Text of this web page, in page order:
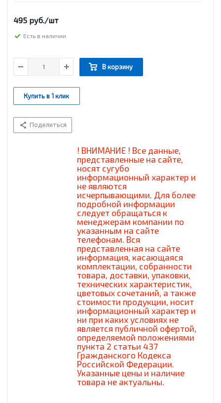
495 руб./шт
Есть в наличии
В корзину
Купить в 1 клик
Поделиться
! ВНИМАНИЕ ! Все данные,
представленные на сайте,
носят сугубо
информационный характер и
не являются
исчерпывающими. Для более
подробной информации
следует обращаться к
менеджерам компании по
указанным на сайте
телефонам. Вся
представленная на сайте
информация, касающаяся
комплектации, собранности
товара, доставки, упаковки,
технических характеристик,
цветовых сочетаний, а также
стоимости продукции, носит
информационный характер и
ни при каких условиях не
является публичной офертой,
определяемой положениями
пункта 2 статьи 437
Гражданского Кодекса
Российской Федерации.
Указанные цены и наличие
товара не актуальны.